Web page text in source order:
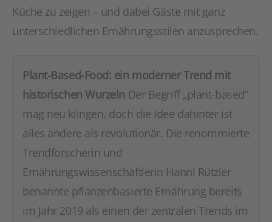
Küche zu zeigen – und dabei Gäste mit ganz
unterschiedlichen Ernährungsstilen anzusprechen.
Plant-Based-Food: ein moderner Trend mit
historischen Wurzeln Der Begriff „plant-based“
mag neu klingen, doch die Idee dahinter ist
alles andere als revolutionär. Die renommierte
Trendforscherin und
Ernährungswissenschaftlerin Hanni Rützler
benannte pflanzenbasierte Ernährung bereits
im Jahr 2019 als einen der zentralen Trends im